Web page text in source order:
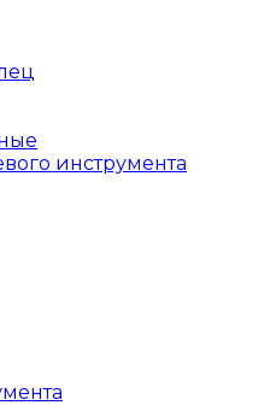
инструмента